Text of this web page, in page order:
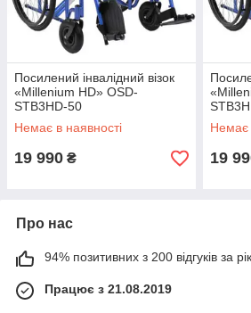
Посилений інвалідний візок
«Millenium HD» OSD-
STB3HD-50
Немає в наявності
19 990 ₴
Немає
19
Про нас
94% позитивних з 200 відгуків за рік
Працює з 21.08.2019